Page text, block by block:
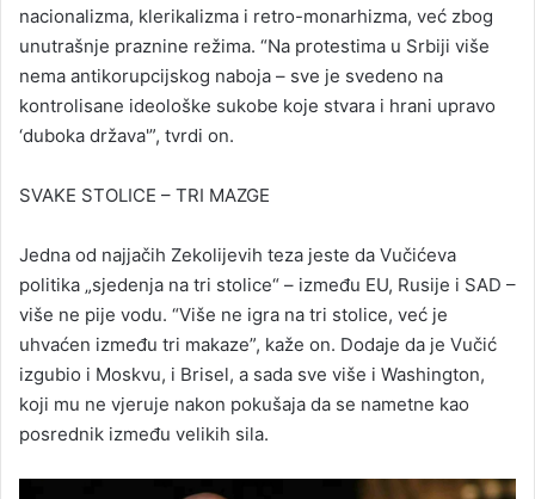
nacionalizma, klerikalizma i retro-monarhizma, već zbog
unutrašnje praznine režima. “Na protestima u Srbiji više
nema antikorupcijskog naboja – sve je svedeno na
kontrolisane ideološke sukobe koje stvara i hrani upravo
‘duboka država'”, tvrdi on.
SVAKE STOLICE – TRI MAZGE
Jedna od najjačih Zekolijevih teza jeste da Vučićeva
politika „sjedenja na tri stolice“ – između EU, Rusije i SAD –
više ne pije vodu. “Više ne igra na tri stolice, već je
uhvaćen između tri makaze”, kaže on. Dodaje da je Vučić
izgubio i Moskvu, i Brisel, a sada sve više i Washington,
koji mu ne vjeruje nakon pokušaja da se nametne kao
posrednik između velikih sila.